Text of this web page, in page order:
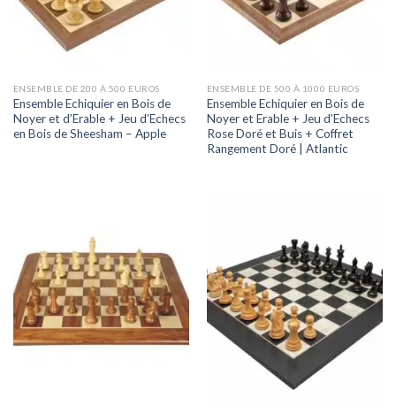
ENSEMBLE DE 200 À 500 EUROS
Ensemble Echiquier en Bois de
Noyer et d’Erable + Jeu d’Echecs
en Bois de Sheesham – Apple
ENSEMBLE DE 500 À 1000 EUROS
Ensemble Echiquier en Bois de
Noyer et Erable + Jeu d’Echecs
Rose Doré et Buis + Coffret
Rangement Doré | Atlantic